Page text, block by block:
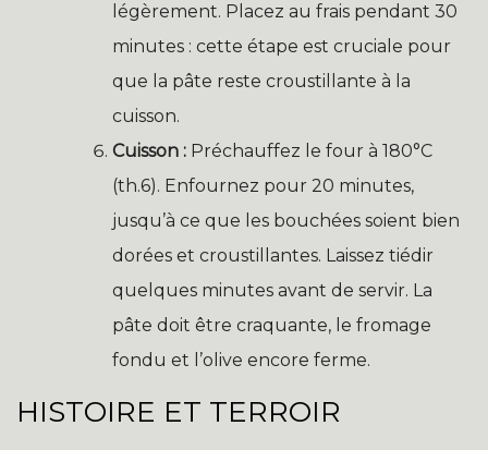
légèrement. Placez au frais pendant 30
minutes : cette étape est cruciale pour
que la pâte reste croustillante à la
cuisson.
Cuisson : Préchauffez le four à 180°C
(th.6). Enfournez pour 20 minutes,
jusqu’à ce que les bouchées soient bien
dorées et croustillantes. Laissez tiédir
quelques minutes avant de servir. La
pâte doit être craquante, le fromage
fondu et l’olive encore ferme.
HISTOIRE ET TERROIR